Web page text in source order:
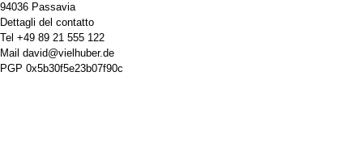
94036 Passavia
Dettagli del contatto
Tel +49 89 21 555 122
Mail david@vielhuber.de
PGP 0x5b30f5e23b07f90c